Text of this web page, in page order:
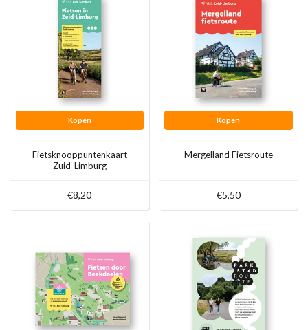
Kopen
Fietsknooppuntenkaart
Zuid-Limburg
€8,20
Kopen
Mergelland Fietsroute
€5,50